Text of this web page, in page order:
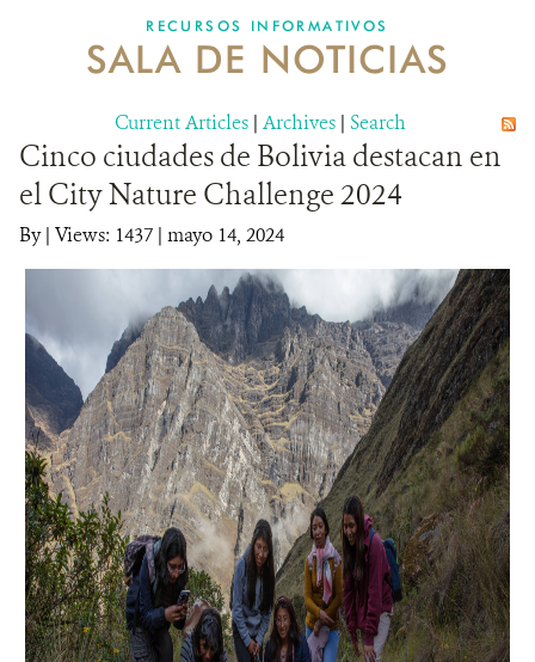
NOSOTROS
DONA
RECURSOS INFORMATIVOS
SALA DE NOTICIAS
Current Articles | Archives | Search
Cinco ciudades de Bolivia destacan en
el City Nature Challenge 2024
By| Views: 1437 | mayo 14, 2024